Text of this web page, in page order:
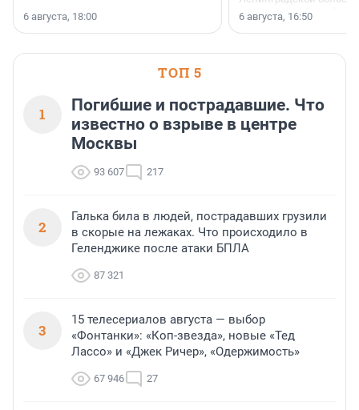
6 августа, 18:00
номинации «Самый
застройщик
области».
6 августа, 16:50
ТОП 5
1
Погибшие и пострадавшие. Что
известно о взрыве в центре
Москвы
93 607 217
2
Галька била в людей, пострадавших грузили
в скорые на лежаках. Что происходило в
Геленджике после атаки БПЛА
87 321
3
15 телесериалов августа — выбор
«Фонтанки»: «Коп-звезда», новые «Тед
Лассо» и «Джек Ричер», «Одержимость»
67 946 27